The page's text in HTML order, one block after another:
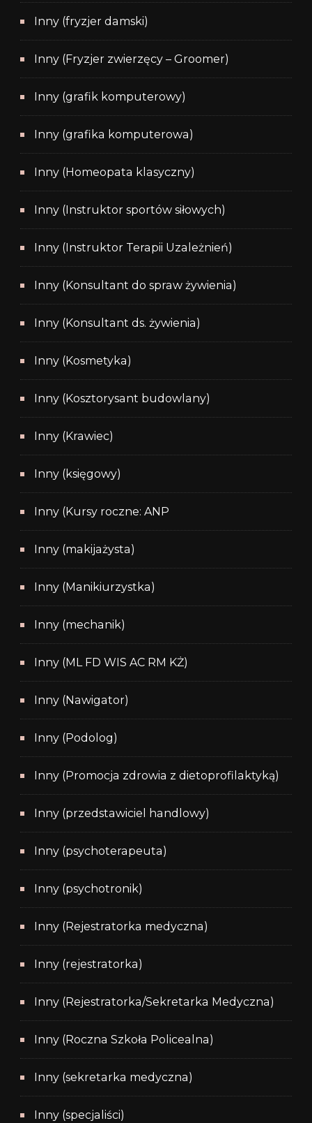
Inny (fryzjer damski)
Inny (Fryzjer zwierzęcy – Groomer)
Inny (grafik komputerowy)
Inny (grafika komputerowa)
Inny (Homeopata klasyczny)
Inny (Instruktor sportów siłowych)
Inny (Instruktor Terapii Uzależnień)
Inny (Konsultant do spraw żywienia)
Inny (Konsultant ds. żywienia)
Inny (Kosmetyka)
Inny (Kosztorysant budowlany)
Inny (Krawiec)
Inny (księgowy)
Inny (Kursy roczne: ANP
Inny (makijażysta)
Inny (Manikiurzystka)
Inny (mechanik)
Inny (ML FD WIS AC RM KŻ)
Inny (Nawigator)
Inny (Podolog)
Inny (Promocja zdrowia z dietoprofilaktyką)
Inny (przedstawiciel handlowy)
Inny (psychoterapeuta)
Inny (psychotronik)
Inny (Rejestratorka medyczna)
Inny (rejestratorka)
Inny (Rejestratorka/Sekretarka Medyczna)
Inny (Roczna Szkoła Policealna)
Inny (sekretarka medyczna)
Inny (specjaliści)